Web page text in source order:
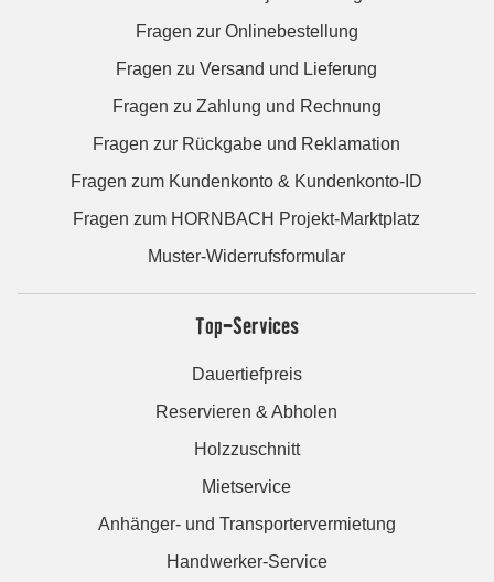
Fragen zur Onlinebestellung
Fragen zu Versand und Lieferung
Fragen zu Zahlung und Rechnung
Fragen zur Rückgabe und Reklamation
Fragen zum Kundenkonto & Kundenkonto-ID
Fragen zum HORNBACH Projekt-Marktplatz
Muster-Widerrufsformular
Top-Services
Dauertiefpreis
Reservieren & Abholen
Holzzuschnitt
Mietservice
Anhänger- und Transportervermietung
Handwerker-Service